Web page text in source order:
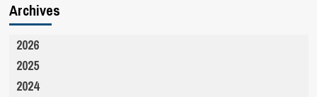
Archives
2026
2025
2024